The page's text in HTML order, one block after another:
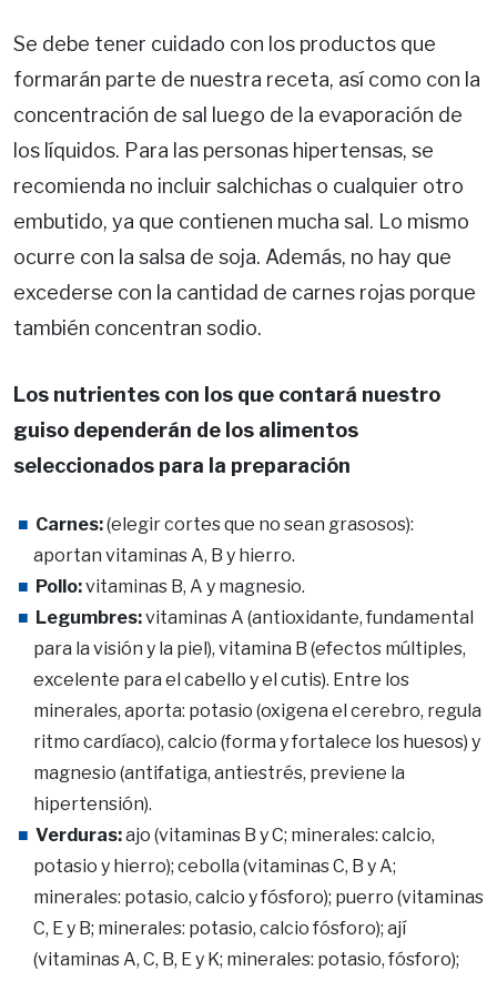
Se debe tener cuidado con los productos que
formarán parte de nuestra receta, así como con la
concentración de sal luego de la evaporación de
los líquidos. Para las personas hipertensas, se
recomienda no incluir salchichas o cualquier otro
embutido, ya que contienen mucha sal. Lo mismo
ocurre con la salsa de soja. Además, no hay que
excederse con la cantidad de carnes rojas porque
también concentran sodio.
Los nutrientes con los que contará nuestro
guiso dependerán de los alimentos
seleccionados para la preparación
Carnes:(elegir cortes que no sean grasosos):
aportan vitaminas A, B y hierro.
Pollo:vitaminas B, A y magnesio.
Legumbres:vitaminas A (antioxidante, fundamental
para la visión y la piel), vitamina B (efectos múltiples,
excelente para el cabello y el cutis). Entre los
minerales, aporta: potasio (oxigena el cerebro, regula
ritmo cardíaco), calcio (forma y fortalece los huesos) y
magnesio (antifatiga, antiestrés, previene la
hipertensión).
Verduras:ajo (vitaminas B y C; minerales: calcio,
potasio y hierro); cebolla (vitaminas C, B y A;
minerales: potasio, calcio y fósforo); puerro (vitaminas
C, E y B; minerales: potasio, calcio fósforo); ají
(vitaminas A, C, B, E y K; minerales: potasio, fósforo);